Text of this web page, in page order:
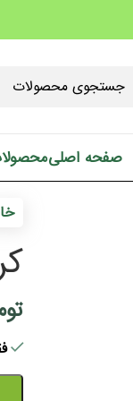
صفحه اصلی
فقط